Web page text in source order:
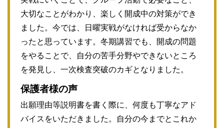
大切なことがわかり、楽しく開成中の対策ができ
ました。今では、日曜実戦がなければ受からなか
ったと思っています。冬期講習でも、開成の問題
をやることで、自分の苦手分野やできないところ
を発見し、一次検査突破のカギとなりました。
保護者様の声
出願理由等説明書を書く際に、何度も丁寧なアド
バイスをいただきました。自分の今までとこれか